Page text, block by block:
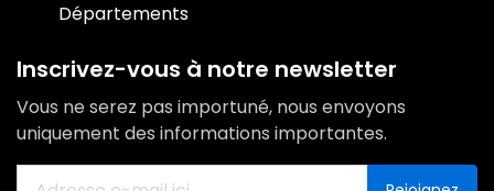
Départements
Inscrivez-vous à notre newsletter
Vous ne serez pas importuné, nous envoyons
uniquement des informations importantes.